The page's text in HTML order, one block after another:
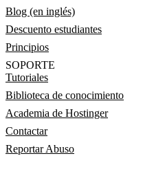
Blog (en inglés)
Descuento estudiantes
Principios
SOPORTE
Tutoriales
Biblioteca de conocimiento
Academia de Hostinger
Contactar
Reportar Abuso